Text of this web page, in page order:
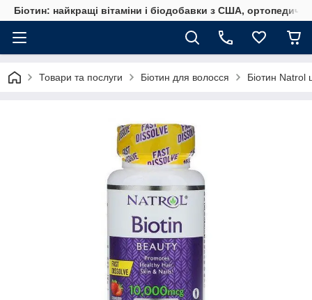
Біотин: найкращі вітаміни і біодобавки з США,
Товари та послуги Біотин для волосся Біотин Natrol